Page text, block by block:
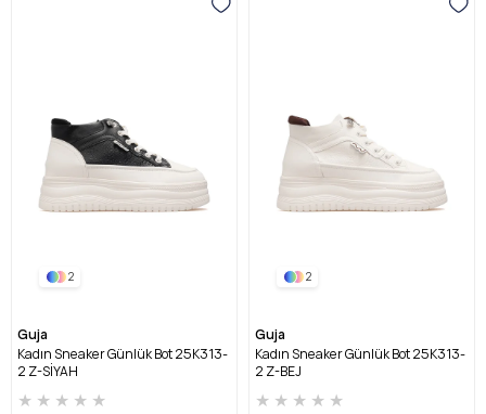
2
Guja
Kadın Sneaker Günlük Bot 25K313-
2 Z-SİYAH
★ ★ ★ ★ ★
2
Guja
Kadın Sneaker Günlük Bot 25K313-
2 Z-BEJ
★ ★ ★ ★ ★